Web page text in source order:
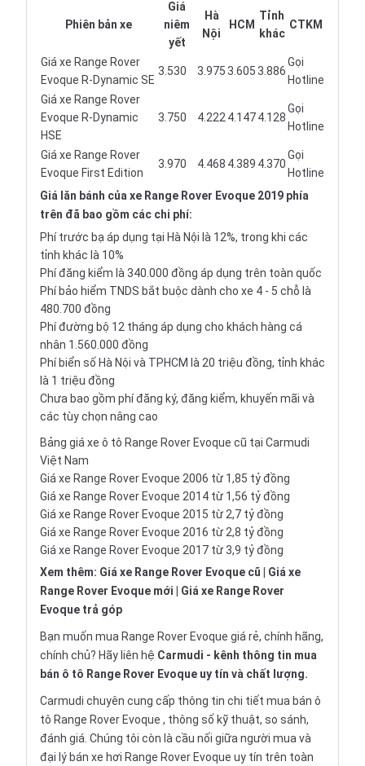
Phiên bản xe
Giá
niêm
yết
Hà
Nội
HCM
Tỉnh
khác
CTKM
Giá xe Range Rover
Evoque R-Dynamic SE
3.530 3.9753.6053.886
Gọi
Hotline
Giá xe Range Rover
Evoque R-Dynamic
HSE
3.750 4.2224.1474.128
Gọi
Hotline
Giá xe Range Rover
Evoque First Edition
3.970 4.468 4.389 4.370
Gọi
Hotline
Giá lăn bánh của xe Range Rover Evoque 2019 phía
trên đã bao gồm các chi phí:
Phí trước bạ áp dụng tại Hà Nội là 12%, trong khi các
tỉnh khác là 10%
Phí đăng kiểm là 340.000 đồng áp dụng trên toàn quốc
Phí bảo hiểm TNDS bắt buộc dành cho xe 4 - 5 chỗ là
480.700 đồng
Phí đường bộ 12 tháng áp dụng cho khách hàng cá
nhân 1.560.000 đồng
Phí biển số Hà Nội và TPHCM là 20 triệu đồng, tỉnh khác
là 1 triệu đồng
Chưa bao gồm phí đăng ký, đăng kiểm, khuyến mãi và
các tùy chọn nâng cao
Bảng giá xe ô tô Range Rover Evoque cũ tại Carmudi
Việt Nam
Giá xe Range Rover Evoque 2006 từ 1,85 tỷ đồng
Giá xe Range Rover Evoque 2014 từ 1,56 tỷ đồng
Giá xe Range Rover Evoque 2015 từ 2,7 tỷ đồng
Giá xe Range Rover Evoque 2016 từ 2,8 tỷ đồng
Giá xe Range Rover Evoque 2017 từ 3,9 tỷ đồng
Xem thêm: Giá xe Range Rover Evoque cũ
Giá xe
Range Rover Evoque mới
Giá xe Range Rover
Evoque trả góp
Bạn muốn mua Range Rover Evoque giá rẻ, chính hãng,
chính chủ? Hãy liên hệ Carmudi - kênh thông tin mua
bán ô tô Range Rover Evoque uy tín và chất lượng.
Carmudi chuyên cung cấp thông tin chi tiết mua bán ô
tô Range Rover Evoque , thông số kỹ thuật, so sánh,
đánh giá. Chúng tôi còn là cầu nối giữa người mua và
đại lý bán xe hơi Range Rover Evoque uy tín trên toàn